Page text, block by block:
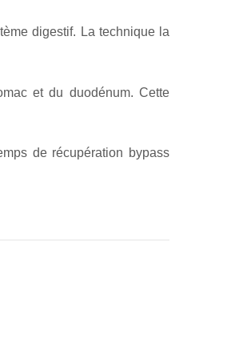
digestif. La technique la
et du duodénum. Cette
de récupération bypass